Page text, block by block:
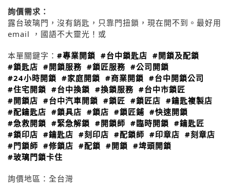
詢價需求：
露台玻璃門，沒有銷匙，只靠門扭鎖，現在開不到。最好用
email ，國語不大靈光！或
本單關鍵字： #專業開鎖 #台中鎖匙店 #開鎖及配鎖
#鎖匙店 #開鎖服務 #鎖匠服務 #公司開鎖
#24小時開鎖 #家庭開鎖 #商業開鎖 #台中開鎖公司
#住宅開鎖 #台中換鎖 #換鎖服務 #台中市鎖匠
#開鎖店 #台中汽車開鎖 #鎖匠 #鎖匠店 #鑰匙複製店
#配鑰匙店 #鎖具店 #鎖店 #鎖匠鋪 #快速開鎖
#急救開鎖 #緊急解鎖 #開鎖師 #臨時開鎖 #鑰匙匠
#鎖印店 #鑰匙店 #刻印店 #配鎖師 #印章店 #刻章店
#門鎖師 #修鎖店 #配鎖 #開鎖 #埤頭開鎖
#玻璃門鎖卡住
詢價地區： 全台灣